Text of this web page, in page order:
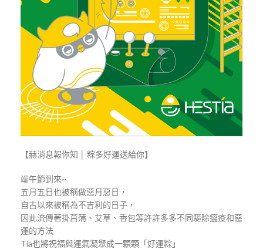
【赫消息報你知 │ 粽多好運送給你】
端午節到來~
五月五日也被稱做惡月惡日，
自古以來被稱為不吉利的日子，
因此流傳著掛菖蒲、艾草、香包等許許多多不同驅除瘟疫和惡
運的方法
Tia也將祝福與運氣凝聚成一顆顆「好運粽」